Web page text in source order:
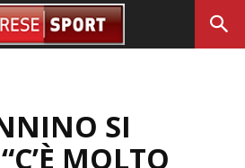
SI
MOLTO